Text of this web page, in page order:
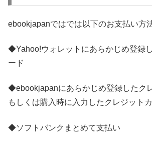
ebookjapanではでは以下のお支払い方
◆Yahoo!ウォレットにあらかじめ登録
ード
◆ebookjapanにあらかじめ登録したク
もしくは購入時に入力したクレジット
◆ソフトバンクまとめて支払い